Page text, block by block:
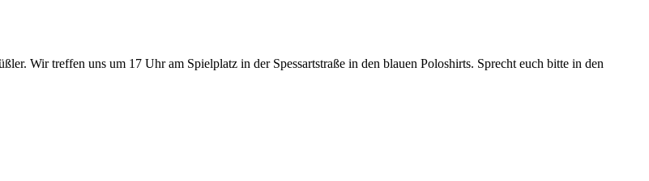
Wir treffen uns um 17 Uhr am Spielplatz in der Spessartstraße in den blauen Poloshirts. Sprecht euch bitte in den